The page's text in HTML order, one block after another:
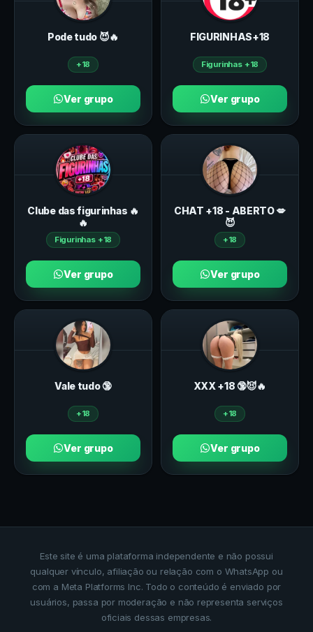
Pode tudo 😈🔥
+18
Ver grupo
FIGURINHAS+18
Figurinhas +18
Ver grupo
Clube das figurinhas 🔥
🔥
Figurinhas +18
Ver grupo
CHAT +18 - ABERTO 💋
😈
+18
Ver grupo
Vale tudo 🔞
+18
Ver grupo
ХXХ +18 🔞😈🔥
+18
Ver grupo
Este site é uma plataforma independente e não possui
qualquer vínculo, afiliação ou relação com o WhatsApp ou
com a Meta Platforms Inc. Todo o conteúdo é enviado por
usuários, passa por moderação e não representa serviços
oficiais dessas empresas.